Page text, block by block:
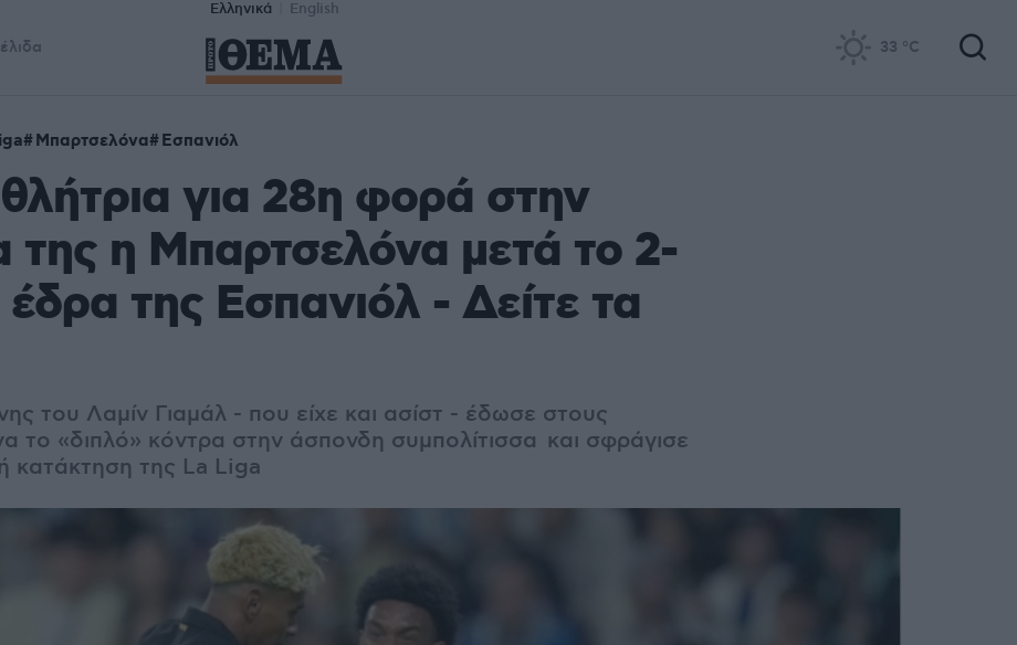
Ελληνικά English
33 °C
Μπαρτσελόνα Εσπανιόλ
για 28η φορά στην
της η Μπαρτσελόνα μετά το 2-
της Εσπανιόλ - Δείτε τα
του Λαμίν Γιαμάλ - που είχε και ασίστ - έδωσε στους
το «διπλό» κόντρα στην άσπονδη συμπολίτισσα και σφράγισε
κατάκτηση της La Liga